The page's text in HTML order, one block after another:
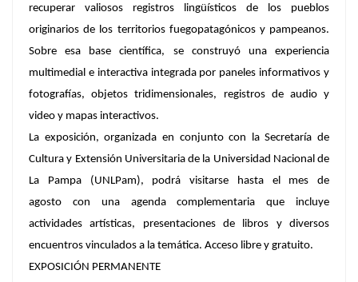
recuperar valiosos registros lingüísticos de los pueblos
originarios de los territorios fuegopatagónicos y pampeanos.
Sobre esa base científica, se construyó una experiencia
multimedial e interactiva integrada por paneles informativos y
fotografías, objetos tridimensionales, registros de audio y
video y mapas interactivos.
La exposición, organizada en conjunto con la Secretaría de
Cultura y Extensión Universitaria de la Universidad Nacional de
La Pampa (UNLPam), podrá visitarse hasta el mes de
agosto con una agenda complementaria que incluye
actividades artísticas, presentaciones de libros y diversos
encuentros vinculados a la temática. Acceso libre y gratuito.
EXPOSICIÓN PERMANENTE